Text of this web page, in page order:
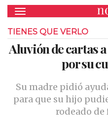
Toggle navigation
TIENES QUE VERLO
Aluvión de cartas
por su
Su madre pidió
para que su hijo
rodeado